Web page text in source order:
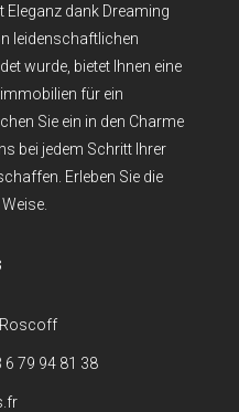
Eleganz dank Dreaming
leidenschaftlichen
wurde, bietet Ihnen eine
für ein
Sie ein in den Charme
bei jedem Schritt Ihrer
Erleben Sie die
Roscoff
6 79 94 81 38